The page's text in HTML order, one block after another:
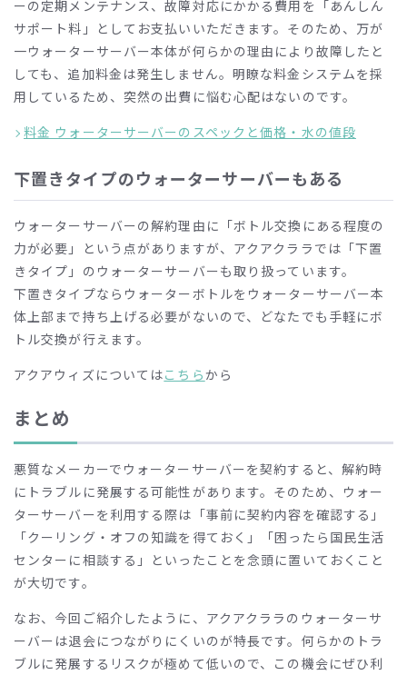
ーの定期メンテナンス、故障対応にかかる費用を「あんしん
サポート料」としてお支払いいただきます。そのため、万が
一ウォーターサーバー本体が何らかの理由により故障したと
しても、追加料金は発生しません。明瞭な料金システムを採
用しているため、突然の出費に悩む心配はないのです。
料金 ウォーターサーバーのスペックと価格・水の値段
下置きタイプのウォーターサーバーもある
ウォーターサーバーの解約理由に「ボトル交換にある程度の
力が必要」という点がありますが、アクアクララでは「下置
きタイプ」のウォーターサーバーも取り扱っています。
下置きタイプならウォーターボトルをウォーターサーバー本
体上部まで持ち上げる必要がないので、どなたでも手軽にボ
トル交換が行えます。
アクアウィズについてはこちらから
まとめ
悪質なメーカーでウォーターサーバーを契約すると、解約時
にトラブルに発展する可能性があります。そのため、ウォー
ターサーバーを利用する際は「事前に契約内容を確認する」
「クーリング・オフの知識を得ておく」「困ったら国民生活
センターに相談する」といったことを念頭に置いておくこと
が大切です。
なお、今回ご紹介したように、アクアクララのウォーターサ
ーバーは退会につながりにくいのが特長です。何らかのトラ
ブルに発展するリスクが極めて低いので、この機会にぜひ利